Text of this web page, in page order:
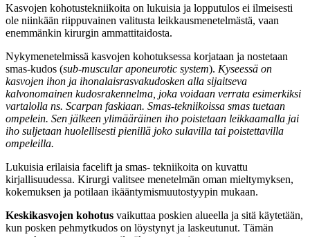
Kasvojen kohotustekniikoita on lukuisia ja lopputulos ei ilmeisesti
ole niinkään riippuvainen valitusta leikkausmenetelmästä, vaan
enemmänkin kirurgin ammattitaidosta.
Nykymenetelmissä kasvojen kohotuksessa korjataan ja nostetaan
smas-kudos (sub-muscular aponeurotic system). Kyseessä on
kasvojen ihon ja ihonalaisrasvakudosken alla sijaitseva
kalvonomainen kudosrakennelma, joka voidaan verrata esimerkiksi
vartalolla ns. Scarpan faskiaan. Smas-tekniikoissa smas tuetaan
ompelein. Sen jälkeen ylimääräinen iho poistetaan leikkaamalla jai
iho suljetaan huolellisesti pienillä joko sulavilla tai poistettavilla
ompeleilla.
Lukuisia erilaisia facelift ja smas- tekniikoita on kuvattu
kirjallisuudessa. Kirurgi valitsee menetelmän oman mieltymyksen,
kokemuksen ja potilaan ikääntymismuutostyypin mukaan.
Keskikasvojen kohotus vaikuttaa poskien alueella ja sitä käytetään,
kun posken pehmytkudos on löystynyt ja laskeutunut. Tämän